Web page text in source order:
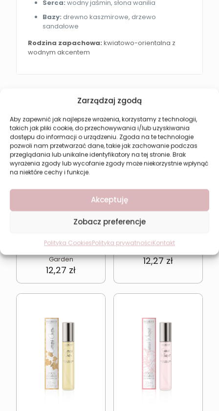
Zarządzaj zgodą
Aby zapewnić jak najlepsze wrażenia, korzystamy z technologii,
takich jak pliki cookie, do przechowywania i/lub uzyskiwania
dostępu do informacji o urządzeniu. Zgoda na te technologie
pozwoli nam przetwarzać dane, takie jak zachowanie podczas
przeglądania lub unikalne identyfikatory na tej stronie. Brak
wyrażenia zgody lub wycofanie zgody może niekorzystnie wpłynąć
na niektóre cechy i funkcje.
Akceptuję
Zobacz preferencje
Polityka CookiesPolityka prywatnościKontakt
Serca: wodny jaśmin, słona wanilia
Bazy: drewno kaszmirowe, drzewo
sandałowe
Rodzina zapachowa: kwiatowo-orientalna z
wodnym akcentem
Może spodoba się również…
REVERS Blooming
Garden
12,27 zł
REVERS Floral Romance
12,27zł